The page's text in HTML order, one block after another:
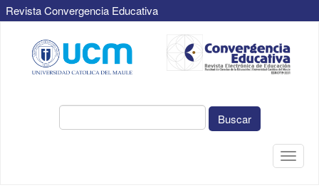
Revista Convergencia Educativa
principal
Contenido
principal
Buscar
Toggle